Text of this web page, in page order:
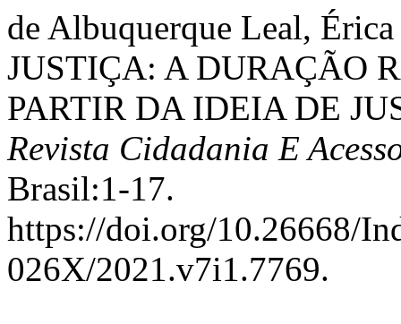
de Albuquerque Leal,
JUSTIÇA: A DURAÇÃO
PARTIR DA IDEIA DE
Revista Cidadania E
Brasil:1-17.
https://doi.org/10.26668/
026X/2021.v7i1.7769.